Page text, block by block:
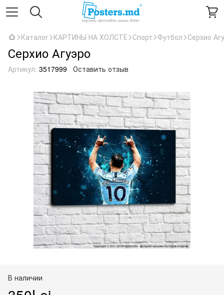
Каталог КАРТИНЫ НА ХОЛСТЕ Спорт Футбол Серхио
Серхио Агуэро
Артикул: 3517999 Оставить отзыв
В наличии